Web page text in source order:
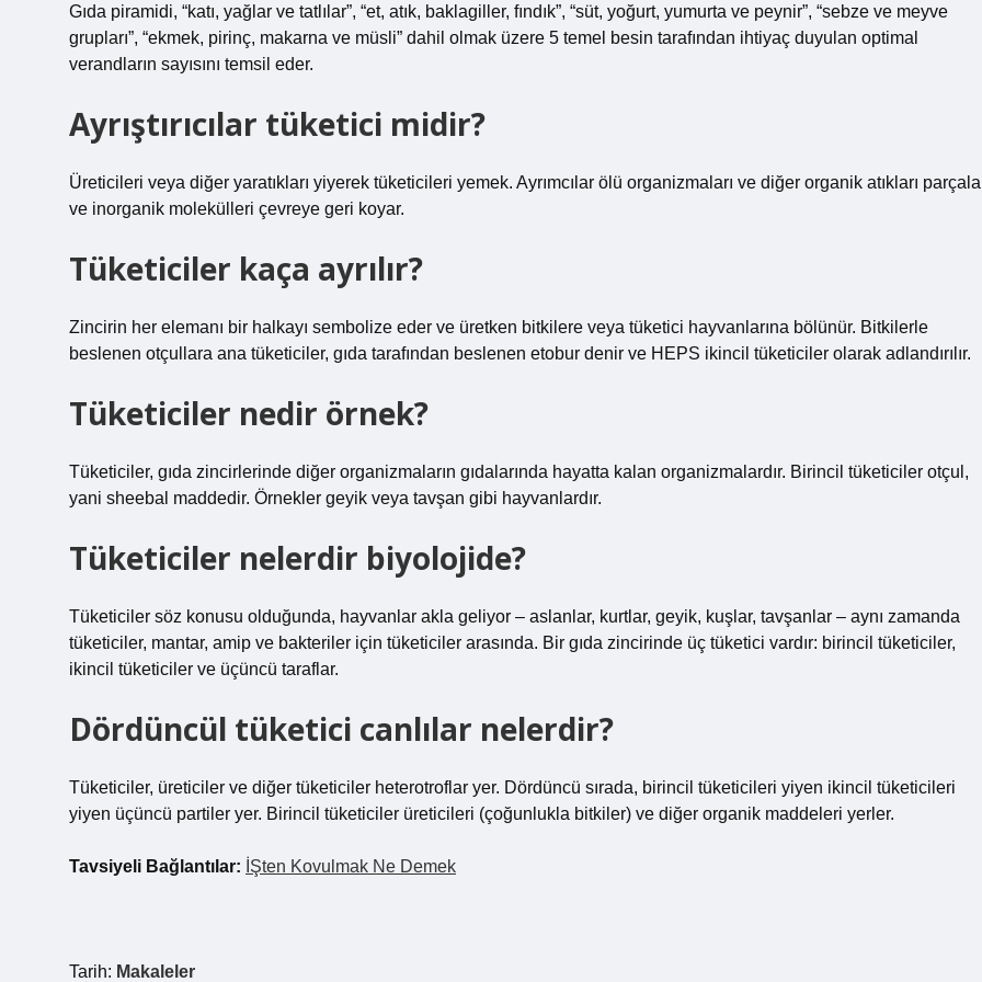
Gıda piramidi, “katı, yağlar ve tatlılar”, “et, atık, baklagiller, fındık”, “süt, yoğurt, yumurta ve peynir”, “sebze ve meyve
grupları”, “ekmek, pirinç, makarna ve müsli” dahil olmak üzere 5 temel besin tarafından ihtiyaç duyulan optimal
verandların sayısını temsil eder.
Ayrıştırıcılar tüketici midir?
Üreticileri veya diğer yaratıkları yiyerek tüketicileri yemek. Ayrımcılar ölü organizmaları ve diğer organik atıkları
ve inorganik molekülleri çevreye geri koyar.
Tüketiciler kaça ayrılır?
Zincirin her elemanı bir halkayı sembolize eder ve üretken bitkilere veya tüketici hayvanlarına bölünür. Bitkilerle
beslenen otçullara ana tüketiciler, gıda tarafından beslenen etobur denir ve HEPS ikincil tüketiciler olarak adlandırılır.
Tüketiciler nedir örnek?
Tüketiciler, gıda zincirlerinde diğer organizmaların gıdalarında hayatta kalan organizmalardır. Birincil tüketiciler otçul,
yani sheebal maddedir. Örnekler geyik veya tavşan gibi hayvanlardır.
Tüketiciler nelerdir biyolojide?
Tüketiciler söz konusu olduğunda, hayvanlar akla geliyor – aslanlar, kurtlar, geyik, kuşlar, tavşanlar – aynı zamanda
tüketiciler, mantar, amip ve bakteriler için tüketiciler arasında. Bir gıda zincirinde üç tüketici vardır: birincil tüketiciler,
ikincil tüketiciler ve üçüncü taraflar.
Dördüncül tüketici canlılar nelerdir?
Tüketiciler, üreticiler ve diğer tüketiciler heterotroflar yer. Dördüncü sırada, birincil tüketicileri yiyen ikincil tüketicileri
yiyen üçüncü partiler yer. Birincil tüketiciler üreticileri (çoğunlukla bitkiler) ve diğer organik maddeleri yerler.
Tavsiyeli Bağlantılar: İŞten Kovulmak Ne Demek
Tarih: Makaleler